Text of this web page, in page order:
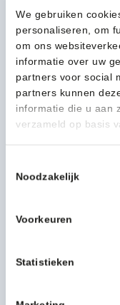
We gebruiken
personaliseren, om
om ons
informatie over uw
partners voor social
partners kunnen
informatie die u aan
verzameld op basis
Noodzakelijk
Voorkeuren
Statistieken
Kan ik u
Neem
Beschrijving
de
dat u
Deze witte
vooral door het
hygiënezakjes